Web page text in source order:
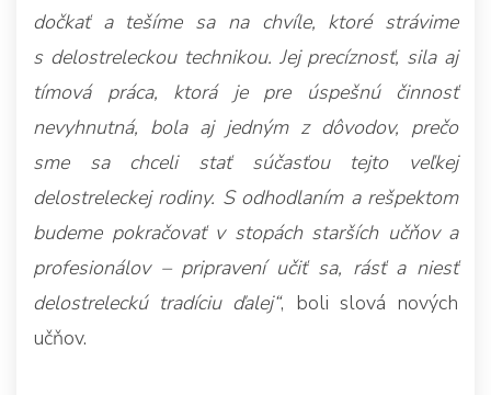
dočkať a tešíme sa na chvíle, ktoré strávime
s delostreleckou technikou. Jej precíznosť, sila aj
tímová práca, ktorá je pre úspešnú činnosť
nevyhnutná, bola aj jedným z dôvodov, prečo
sme sa chceli stať súčasťou tejto veľkej
delostreleckej rodiny. S odhodlaním a rešpektom
budeme pokračovať v stopách starších učňov a
profesionálov – pripravení učiť sa, rásť a niesť
delostreleckú tradíciu ďalej“, boli slová nových
učňov.